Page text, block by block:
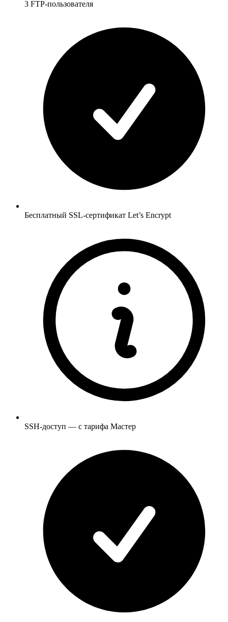
3 FTP-пользователя
Бесплатный SSL-сертификат Let’s Encrypt
SSH-доступ — с тарифа Мастер